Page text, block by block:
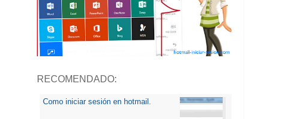
RECOMENDADO:
Como iniciar sesión en hotmail.